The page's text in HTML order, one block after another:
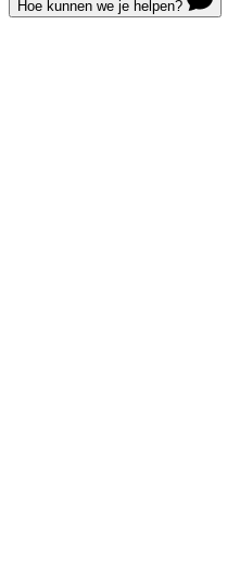
Hoe kunnen we je helpen?